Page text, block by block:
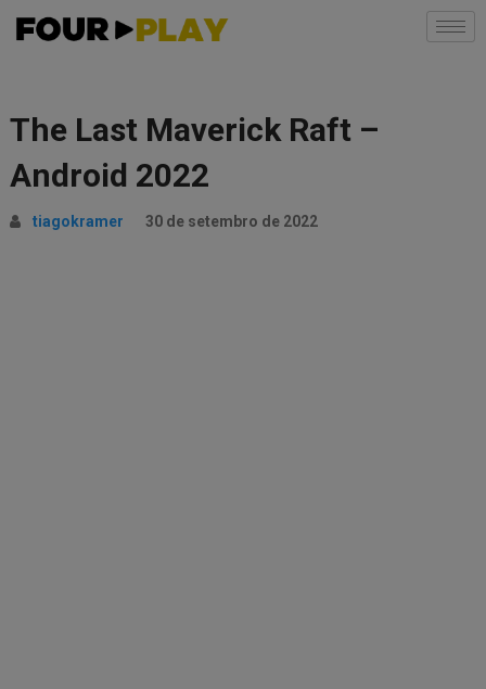
The Last Maverick Raft –
Android 2022
tiagokramer 30 de setembro de 2022